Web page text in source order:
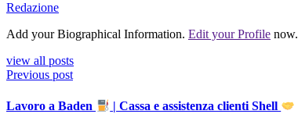
Redazione
Add your Biographical Information. Edit your Profile now.
view all posts
Previous post
Lavoro a Baden | Cassa e assistenza clienti Shell